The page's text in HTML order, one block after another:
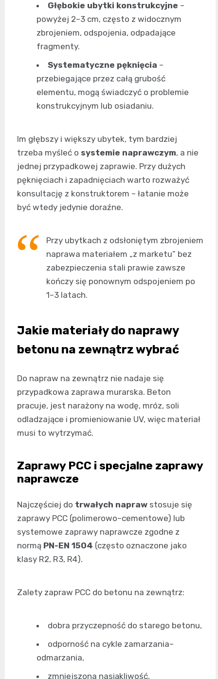
Głębokie ubytki konstrukcyjne –
powyżej 2–3 cm, często z widocznym
zbrojeniem, odspojenia, odpadające
fragmenty.
Systematyczne pęknięcia –
przebiegające przez całą grubość
elementu, mogą świadczyć o problemie
konstrukcyjnym lub osiadaniu.
Im głębszy i większy ubytek, tym bardziej
trzeba myśleć o systemie naprawczym, a nie
jednej przypadkowej zaprawie. Przy dużych
pęknięciach i zapadnięciach warto rozważyć
konsultację z konstruktorem – łatanie może
być wtedy jedynie doraźne.
Przy ubytkach z odsłoniętym zbrojeniem
naprawa materiałem „z marketu” bez
zabezpieczenia stali prawie zawsze
kończy się ponownym odspojeniem po
1–3 latach.
Jakie materiały do naprawy
betonu na zewnątrz wybrać
Do napraw na zewnątrz nie nadaje się
przypadkowa zaprawa murarska. Beton
pracuje, jest narażony na wodę, mróz, soli
odladzające i promieniowanie UV, więc materiał
musi to wytrzymać.
Zaprawy PCC i specjalne zaprawy
naprawcze
Najczęściej do trwałych napraw stosuje się
zaprawy PCC (polimerowo–cementowe) lub
systemowe zaprawy naprawcze zgodne z
normą PN-EN 1504 (często oznaczone jako
klasy R2, R3, R4).
Zalety zapraw PCC do betonu na zewnątrz:
dobra przyczepność do starego betonu,
odporność na cykle zamarzania–
odmarzania,
zmniejszona nasiąkliwość,